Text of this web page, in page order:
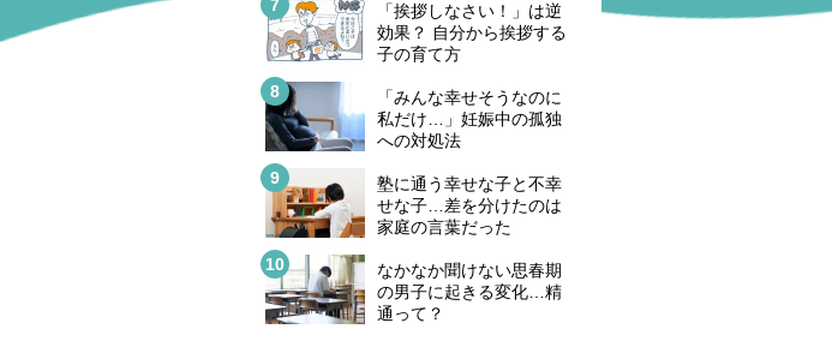
「挨拶しなさい！」は逆
効果？ 自分から挨拶する
子の育て方
「みんな幸せそうなのに
私だけ…」妊娠中の孤独
への対処法
塾に通う幸せな子と不幸
せな子…差を分けたのは
家庭の言葉だった
なかなか聞けない思春期
の男子に起きる変化…精
通って？